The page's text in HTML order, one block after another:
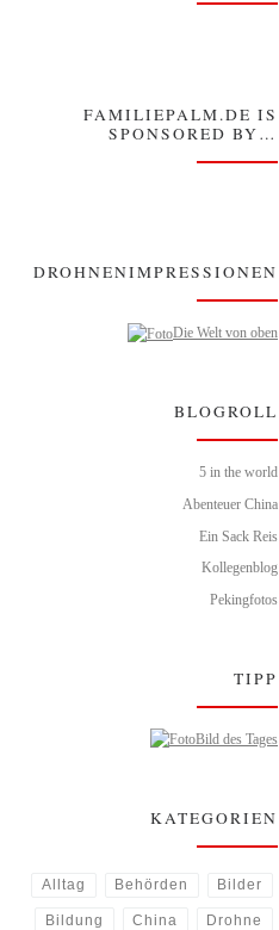
FAMILIEPALM.DE IS
SPONSORED BY…
DROHNENIMPRESSIONEN
Die Welt von oben
BLOGROLL
5 in the world
Abenteuer China
Ein Sack Reis
Kollegenblog
Pekingfotos
TIPP
Bild des Tages
KATEGORIEN
Alltag Behörden Bilder
Bildung China Drohne